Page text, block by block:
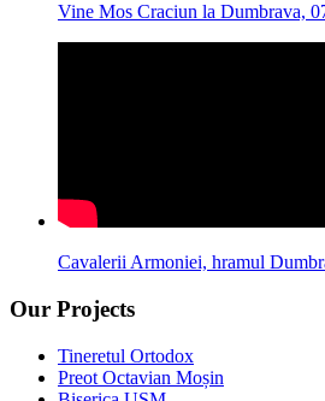
Vine Mos Craciun la Dumbrava,
Cavalerii Armoniei, hramul
Our Projects
Tineretul Ortodox
Preot Octavian Moșin